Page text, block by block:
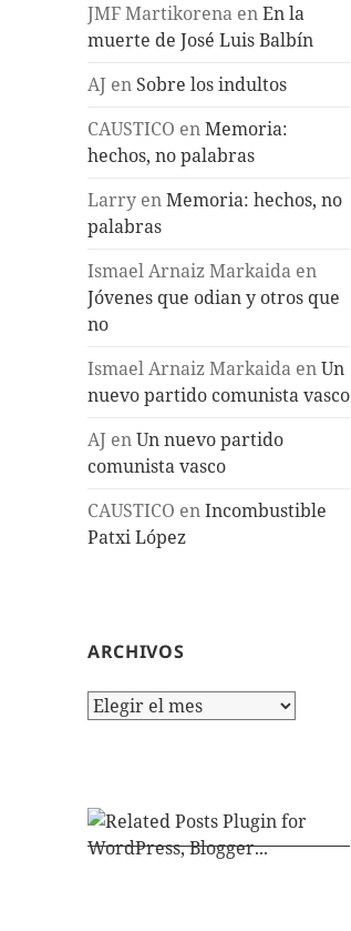
JMF Martikorena enEn la
muerte de José Luis Balbín
AJ en Sobre los indultos
CAUSTICO enMemoria:
hechos, no palabras
Larry enMemoria: hechos, no
palabras
Ismael Arnaiz Markaida en
Jóvenes que odian y otros que
no
Ismael Arnaiz Markaida enUn
nuevo partido comunista vasco
AJ enUn nuevo partido
comunista vasco
CAUSTICO enIncombustible
Patxi López
ARCHIVOS
Archivos